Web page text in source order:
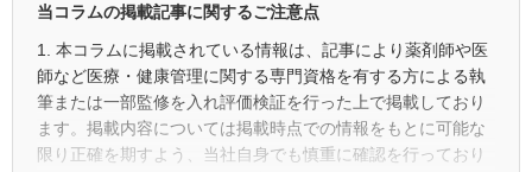
当コラムの掲載記事に関するご注意点
1. 本コラムに掲載されている情報は、記事により薬剤師や医
師など医療・健康管理に関する専門資格を有する方による執
筆または一部監修を入れ評価検証を行った上で掲載しており
ます。掲載内容については掲載時点での情報をもとに可能な
限り正確を期すよう、当社自身でも慎重に確認を行っており